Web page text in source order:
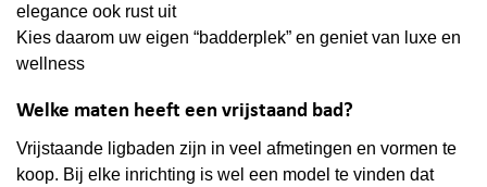
elegance ook rust uit
Kies daarom uw eigen “badderplek” en geniet van luxe en
wellness
Welke maten heeft een vrijstaand bad?
Vrijstaande ligbaden zijn in veel afmetingen en vormen te
koop. Bij elke inrichting is wel een model te vinden dat